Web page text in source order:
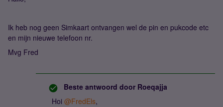
Ik heb nog geen Simkaart ontvangen wel de pin en pukcode etc
en mijn nieuwe telefoon nr.
Mvg Fred
Beste antwoord door Roeqajja
Hoi @FredEls,